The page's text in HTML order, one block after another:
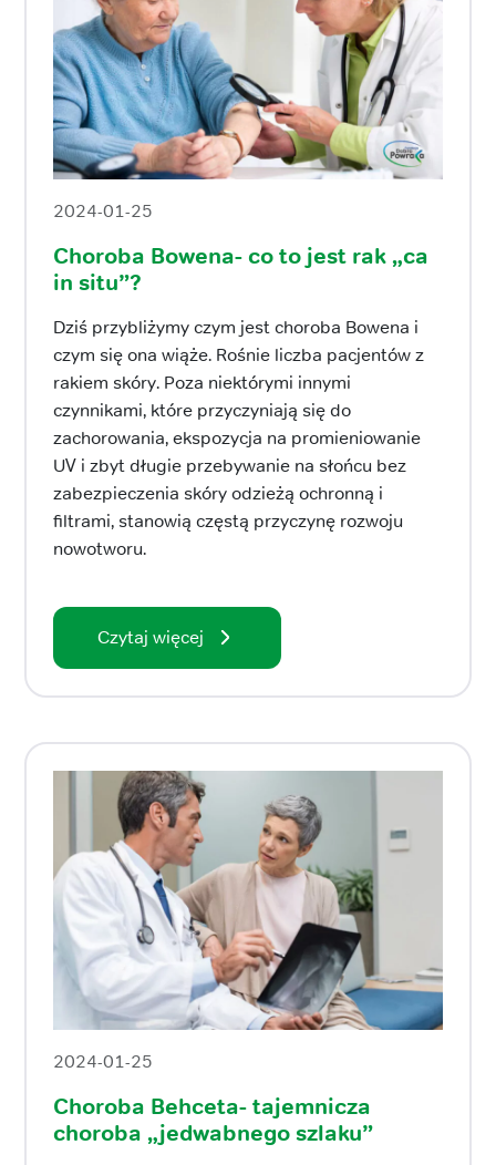
2024-01-25
Choroba Bowena- co to jest rak „ca
in situ”?
Dziś przybliżymy czym jest choroba Bowena i
czym się ona wiąże. Rośnie liczba pacjentów z
rakiem skóry. Poza niektórymi innymi
czynnikami, które przyczyniają się do
zachorowania, ekspozycja na promieniowanie
UV i zbyt długie przebywanie na słońcu bez
zabezpieczenia skóry odzieżą ochronną i
filtrami, stanowią częstą przyczynę rozwoju
nowotworu.
Czytaj więcej
2024-01-25
Choroba Behceta- tajemnicza
choroba „jedwabnego szlaku”